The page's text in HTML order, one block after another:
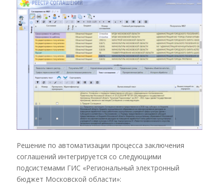
Решение по автоматизации процесса заключения
соглашений интегрируется со следующими
подсистемами ГИС «Региональный электронный
бюджет Московской области»: